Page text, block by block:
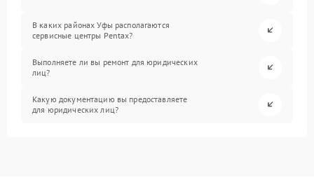
В каких районах Уфы располагаются
сервисные центры Pentax?
Выполняете ли вы ремонт для юридических
лиц?
Какую документацию вы предоставляете
для юридических лиц?